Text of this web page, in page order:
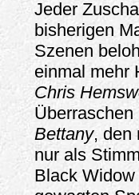
Jeder
bisherigen
Szenen
einmal mehr
Chris
Bettany, den
nur als
Black Widow